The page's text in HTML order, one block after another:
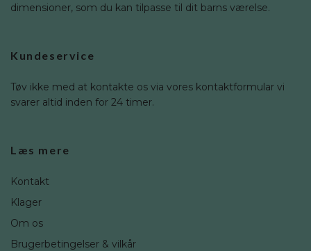
dimensioner, som du kan tilpasse til dit barns værelse.
Kundeservice
Tøv ikke med at kontakte os via vores kontaktformular vi
svarer altid inden for 24 timer.
Læs mere
Kontakt
Klager
Om os
Brugerbetingelser & vilkår